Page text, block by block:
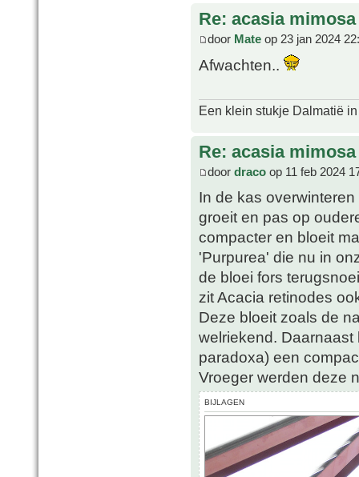
Re: acasia mimosa
door Mate op 23 jan 2024
Afwachten..
Een klein stukje Dalmatië
Re: acasia mimosa
door draco op 11 feb 2024
In de kas
groeit en pas op
compacter en bloeit
'Purpurea' die nu in
de bloei fors
zit Acacia retinodes
Deze bloeit zoals de
welriekend.
paradoxa) een
Vroeger werden deze
BIJLAGEN